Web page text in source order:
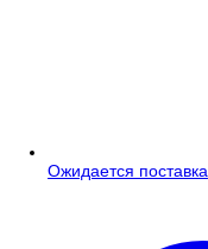
Ожидается поставка